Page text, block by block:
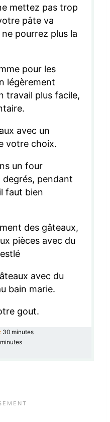
mettez pas trop
pâte va
pourrez plus la
pour les
légèrement
travail plus facile,
avec un
votre choix.
un four
degrés, pendant
faut bien
des gâteaux,
pièces avec du
avec du
bain marie.
gout.
30 minutes